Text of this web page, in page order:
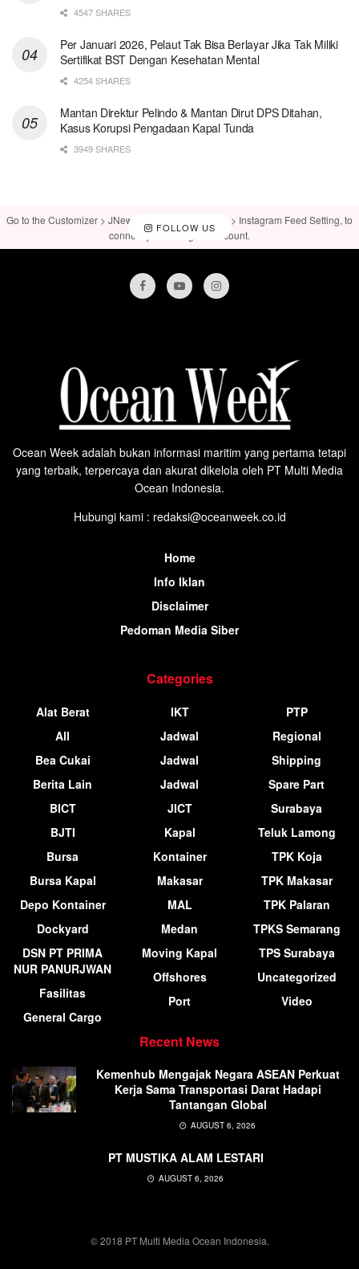
4547 SHARES
Per Januari 2026, Pelaut Tak Bisa Berlayar Jika Tak Miliki
Sertifikat BST Dengan Kesehatan Mental
4254 SHARES
Mantan Direktur Pelindo & Mantan Dirut DPS Ditahan,
Kasus Korupsi Pengadaan Kapal Tunda
3949 SHARES
FOLLOW US
Go to the Customizer > JNews : Social, Like & View > Instagram Feed Setting, to
connect your Instagram account.
Ocean Week adalah bukan informasi maritim yang pertama tetapi
yang terbaik, terpercaya dan akurat dikelola oleh PT Multi Media
Ocean Indonesia.
Hubungi kami : redaksi@oceanweek.co.id
Home
Info Iklan
Disclaimer
Pedoman Media Siber
Categories
Alat Berat
All
Bea Cukai
Berita Lain
BICT
BJTI
Bursa
Bursa Kapal
Depo Kontainer
Dockyard
DSN PT PRIMA
NUR PANURJWAN
Fasilitas
General Cargo
IKT
Jadwal
Jadwal
Jadwal
JICT
Kapal
Kontainer
Makasar
MAL
Medan
Moving Kapal
Offshores
Port
PTP
Regional
Shipping
Spare Part
Surabaya
Teluk Lamong
TPK Koja
TPK Makasar
TPK Palaran
TPKS Semarang
TPS Surabaya
Uncategorized
Video
Recent News
Kemenhub Mengajak Negara ASEAN Perkuat
Kerja Sama Transportasi Darat Hadapi
Tantangan Global
AUGUST 6, 2026
PT MUSTIKA ALAM LESTARI
AUGUST 6, 2026
© 2018 PT Multi Media Ocean Indonesia.